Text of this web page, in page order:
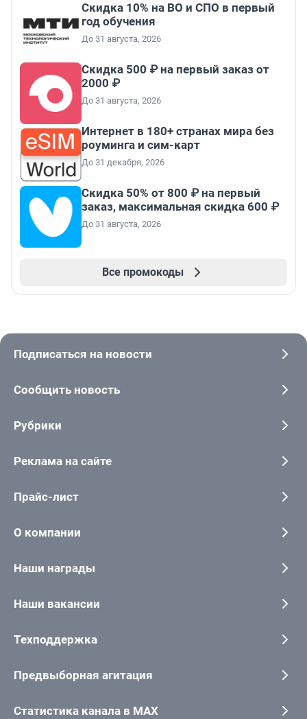
Скидка 10% на ВО и СПО в первый
год обучения
До 31 августа, 2026
Скидка 500 ₽ на первый заказ от
2000 ₽
До 31 августа, 2026
Интернет в 180+ странах мира без
роуминга и сим-карт
До 31 декабря, 2026
Скидка 50% от 800 ₽ на первый
заказ, максимальная скидка 600 ₽
До 31 августа, 2026
Все промокоды
Подписаться на новости
Сообщить новость
Рубрики
Реклама на сайте
Прайс-лист
О компании
Наши награды
Наши вакансии
Техподдержка
Предвыборная агитация
Статистика канала в MAX